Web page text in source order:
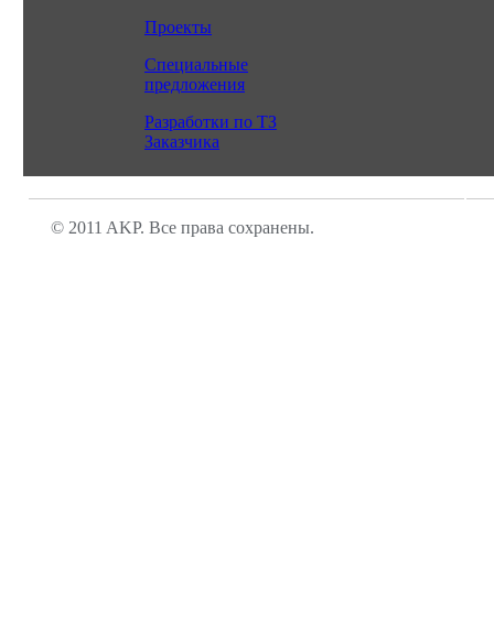
Проекты
Специальные
предложения
Разработки по ТЗ
Заказчика
© 2011 AKP. Все права сохранены.